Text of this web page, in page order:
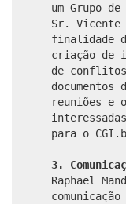
um Grupo
Sr. Vicente
finalidade
criação de
de
reuniões e
para o
3.
Raphael